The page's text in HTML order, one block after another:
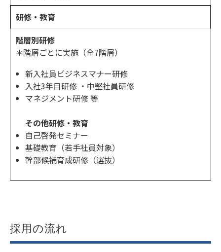
研修・教育
階層別研修
＊階層ごとに実施（全7階層）
新入社員ビジネスマナー研修
入社3年目研修 ・中堅社員研修
マネジメント研修 等
その他研修・教育
自己啓発セミナー
基礎教育（若手社員対象）
幹部候補育成研修（選抜）
採用の流れ